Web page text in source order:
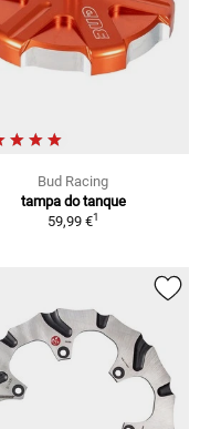
Bud Racing
tampa do tanque
59,99 €1